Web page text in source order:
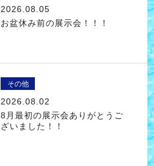
2026.08.05
お盆休み前の展示会！！！
その他
2026.08.02
8月最初の展示会ありがとうご
ざいました！！